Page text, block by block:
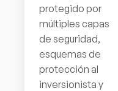
protegido por
múltiples capas
de seguridad,
esquemas de
protección al
inversionista y